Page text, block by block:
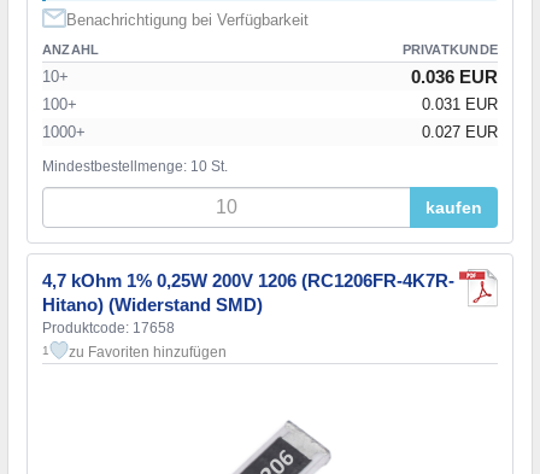
Benachrichtigung bei Verfügbarkeit
ANZAHL PRIVATKUNDE
10+ 0.036 EUR
100+
0.031 EUR
1000+
0.027 EUR
Mindestbestellmenge: 10 St.
kaufen
4,7 kOhm 1% 0,25W 200V 1206 (RC1206FR-4K7R-
Hitano) (Widerstand SMD)
Produktcode: 17658
1 zu Favoriten hinzufügen